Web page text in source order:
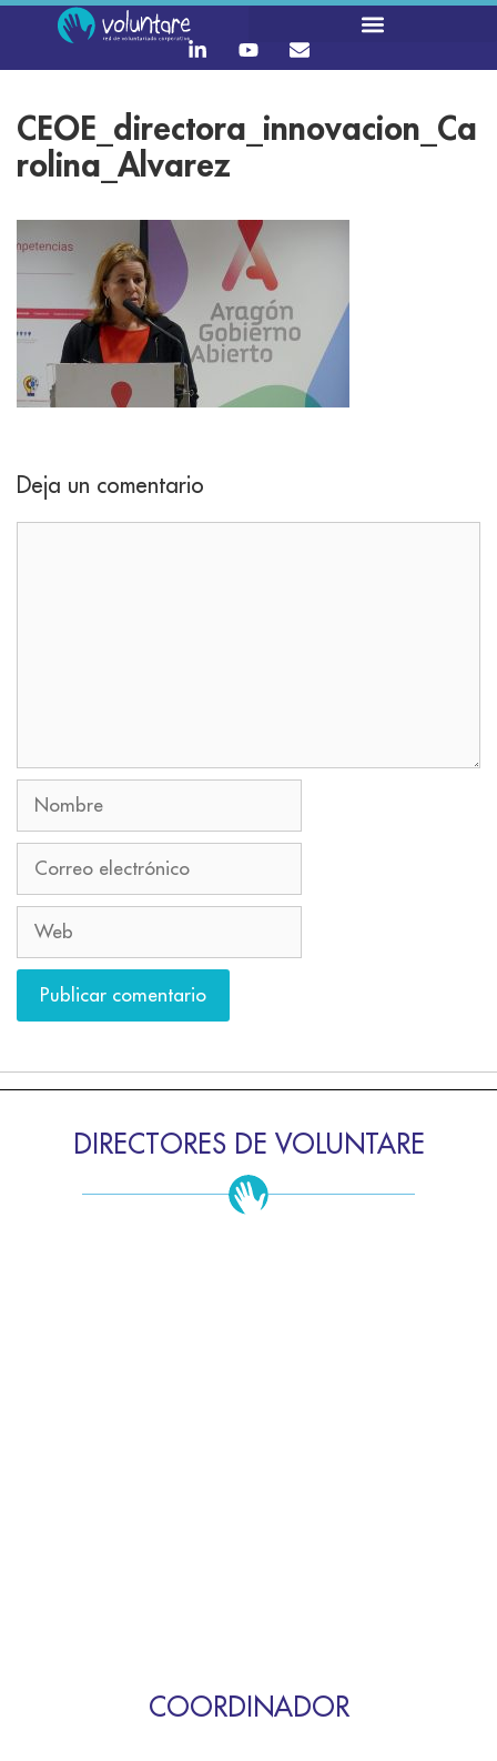
CEOE_directora_innovacion_Ca
rolina_Alvarez
Deja un comentario
DIRECTORES DE VOLUNTARE
COORDINADOR